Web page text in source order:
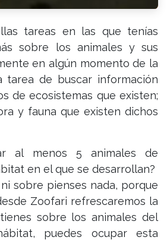
tareas en las que tenías
sobre los animales y sus
en algún momento de la
de buscar información
de ecosistemas que existen;
y fauna que existen dichos
al menos 5 animales de
en el que se desarrollan?
sobre pienses nada, porque
Zoofari refrescaremos la
sobre los animales del
puedes ocupar esta